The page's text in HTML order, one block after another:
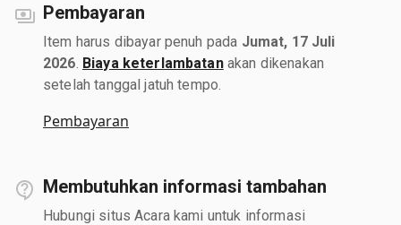
Pembayaran
Item harus dibayar penuh pada Jumat, 17 Juli
2026 Biaya keterlambatanakan dikenakan
setelah tanggal jatuh tempo.
Pembayaran
Membutuhkan informasi tambahan
Hubungi situs Acara kami untuk informasi